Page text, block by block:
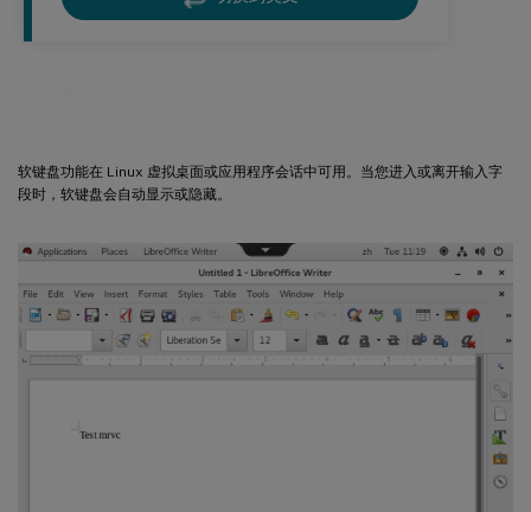
软键盘功能在 Linux 虚拟桌面或应用程序会话中可用。当您进入或离开输入字
段时，软键盘会自动显示或隐藏。